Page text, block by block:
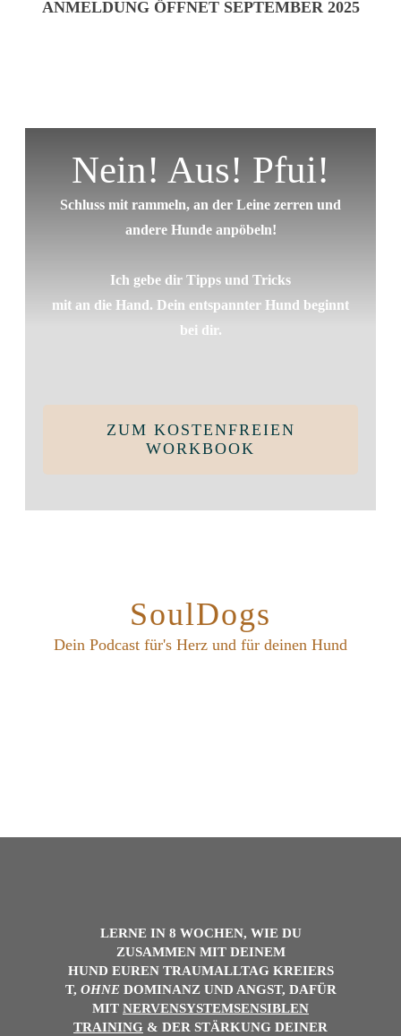
ANMELDUNG ÖFFNET SEPTEMBER 2025
Nein! Aus! Pfui!
Schluss mit rammeln, an der Leine zerren und
andere Hunde anpöbeln!
Ich gebe dir Tipps und Tricks
mit an die Hand. Dein entspannter Hund beginnt
bei dir.
ZUM KOSTENFREIEN
WORKBOOK
SoulDogs
Dein Podcast für's Herz und für deinen Hund
LERNE IN 8 WOCHEN, WIE DU
ZUSAMMEN MIT DEINEM
HUND EUREN TRAUMALLTAG KREIERS
T, OHNEDOMINANZ UND ANGST, DAFÜR
MIT NERVENSYSTEMSENSIBLEN
TRAINING & DER STÄRKUNG DEINER